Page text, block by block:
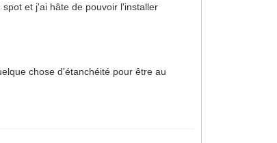
et j'ai hâte de pouvoir l'installer
chose d'étanchéité pour être au